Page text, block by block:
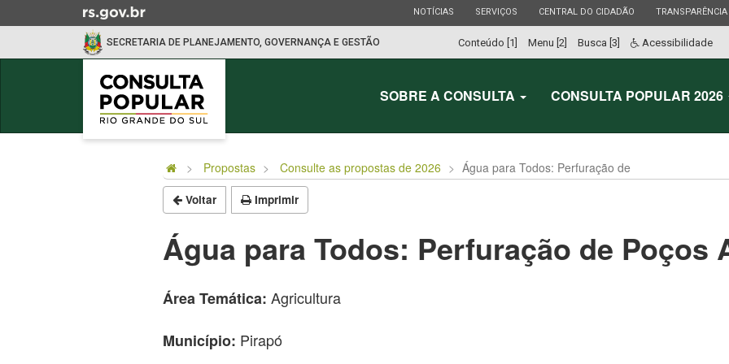
para
ESTADO
NOTÍCIAS ESTADO
SERVIÇOS ESTADO
CENTRAL DO CIDADÃO ESTADO
TRANSPARÊNCIA
SECRETARIA DE PLANEJAMENTO, GOVERNANÇA E GESTÃO Conteúdo [1] Menu [2] Busca [3] Acessibilidade
SOBRE A CONSULTA CONSULTA POPULAR 2026
Propostas Consulte as propostas de 2026 Água para Todos: Perfuração de
Voltar Imprimir
Água para Todos: Perfuração de Poços
Área Temática: Agricultura
Município: Pirapó